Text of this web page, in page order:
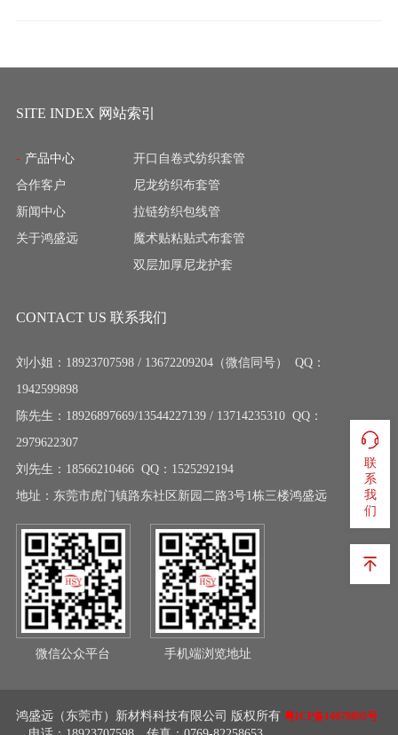
SITE INDEX 网站索引
产品中心
合作客户
新闻中心
关于鸿盛远
开口自卷式纺织套管
尼龙纺织布套管
拉链纺织包线管
魔术贴粘贴式布套管
双层加厚尼龙护套
CONTACT US 联系我们
刘小姐：18923707598 / 13672209204（微信同号） QQ：
1942599898
陈先生：18926897669/13544227139 / 13714235310 QQ：
2979622307
刘先生：18566210466 QQ：1525292194
地址：东莞市虎门镇路东社区新园二路3号1栋三楼鸿盛远
微信公众平台 手机端浏览地址
鸿盛远（东莞市）新材料科技有限公司 版权所有 粤ICP备14079895号
联
系
我
们